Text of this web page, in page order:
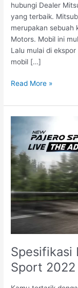
hubungi Dealer
yang terbaik.
merupakan sebuah
Motors. Mobil ini
Lalu mulai di
mobil […]
Read More »
Spesifikasi
Sport 2022
Lengkap
Interior
Pajero
Sport
2022